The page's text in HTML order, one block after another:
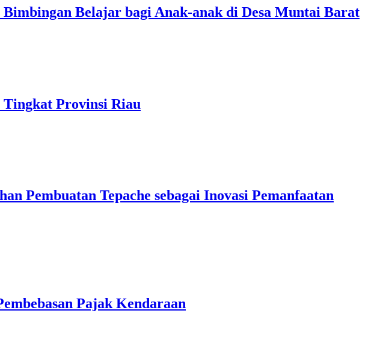
Belajar bagi Anak-anak di Desa Muntai Barat
Provinsi Riau
Pembuatan Tepache sebagai Inovasi Pemanfaatan
Pajak Kendaraan